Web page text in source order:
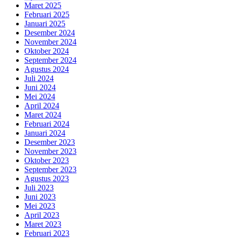
Maret 2025
Februari 2025
Januari 2025
Desember 2024
November 2024
Oktober 2024
September 2024
Agustus 2024
Juli 2024
Juni 2024
Mei 2024
April 2024
Maret 2024
Februari 2024
Januari 2024
Desember 2023
November 2023
Oktober 2023
September 2023
Agustus 2023
Juli 2023
Juni 2023
Mei 2023
April 2023
Maret 2023
Februari 2023